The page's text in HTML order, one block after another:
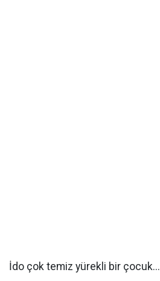
İdo çok temiz yürekli bir çocuk...